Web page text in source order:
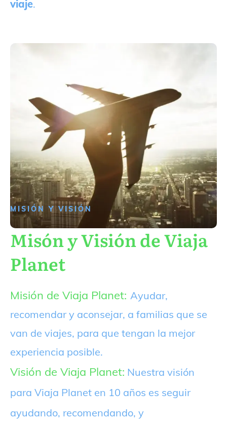
viaje.
MISIÓN Y VISIÓN
Misón y Visión de Viaja
Planet
Misión de Viaja Planet: Ayudar,
recomendar y aconsejar, a familias que se
van de viajes, para que tengan la mejor
experiencia posible.
Visión de Viaja Planet: Nuestra visión
para Viaja Planet en 10 años es seguir
ayudando, recomendando, y